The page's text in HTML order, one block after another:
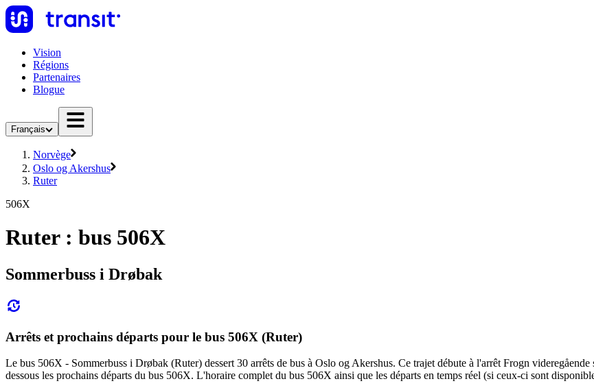
Vision
Régions
Partenaires
Blogue
Français
Norvège
Oslo og Akershus
Ruter
506X
Ruter : bus 506X
Sommerbuss i Drøbak
Arrêts et prochains départs pour le bus 506X (Ruter)
Le bus 506X - Sommerbuss i Drøbak (Ruter) dessert 30 arrêts de bus à Oslo og Akershus. Ce trajet débute à l'arrêt Frogn
dessous les prochains départs du bus 506X. L'horaire complet du bus 506X ainsi que les départs en temps réel (si ceux-ci sont